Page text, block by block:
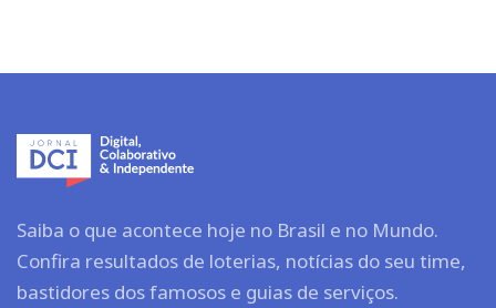
Saiba o que acontece hoje no Brasil e no Mundo.
Confira resultados de loterias, notícias do seu time,
bastidores dos famosos e guias de serviços.